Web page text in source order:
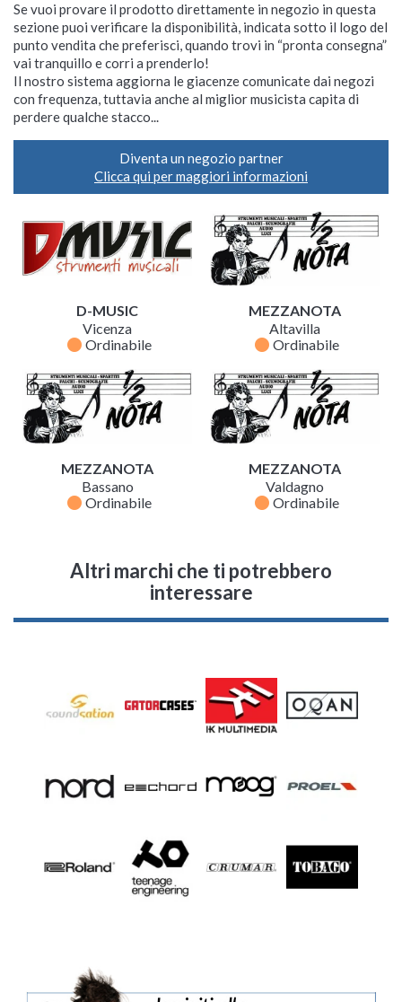
Se vuoi provare il prodotto direttamente in negozio in questa
sezione puoi verificare la disponibilità, indicata sotto il logo del
punto vendita che preferisci, quando trovi in “pronta consegna”
vai tranquillo e corri a prenderlo!
Il nostro sistema aggiorna le giacenze comunicate dai negozi
con frequenza, tuttavia anche al miglior musicista capita di
perdere qualche stacco...
Diventa un negozio partner
Clicca qui per maggiori informazioni
D-MUSIC
Vicenza
fiber_manual_record Ordinabile
MEZZANOTA
Altavilla
fiber_manual_record Ordinabile
MEZZANOTA
Bassano
fiber_manual_record Ordinabile
MEZZANOTA
Valdagno
fiber_manual_record Ordinabile
Altri marchi che ti potrebbero
interessare